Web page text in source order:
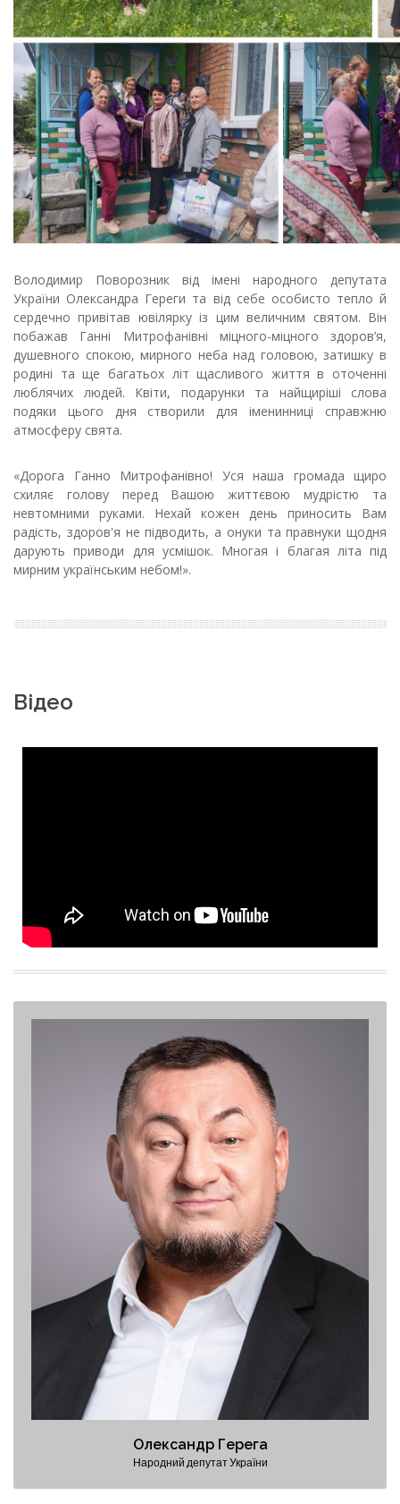
Володимир Поворозник від імені народного депутата
України Олександра Гереги та від себе особисто тепло й
сердечно привітав ювілярку із цим величним святом. Він
побажав Ганні Митрофанівні міцного-міцного здоров’я,
душевного спокою, мирного неба над головою, затишку в
родині та ще багатьох літ щасливого життя в оточенні
люблячих людей. Квіти, подарунки та найщиріші слова
подяки цього дня створили для іменинниці справжню
атмосферу свята.
«Дорога Ганно Митрофанівно! Уся наша громада щиро
схиляє голову перед Вашою життєвою мудрістю та
невтомними руками. Нехай кожен день приносить Вам
радість, здоров'я не підводить, а онуки та правнуки щодня
дарують приводи для усмішок. Многая і благая літа під
мирним українським небом!».
Відео
Олександр Герега
Народний депутат України
Народний депутат України
Президент Федерації важкої атлетики України
Перший віцепрезидент Федерації волейболу України
Персональний сайт